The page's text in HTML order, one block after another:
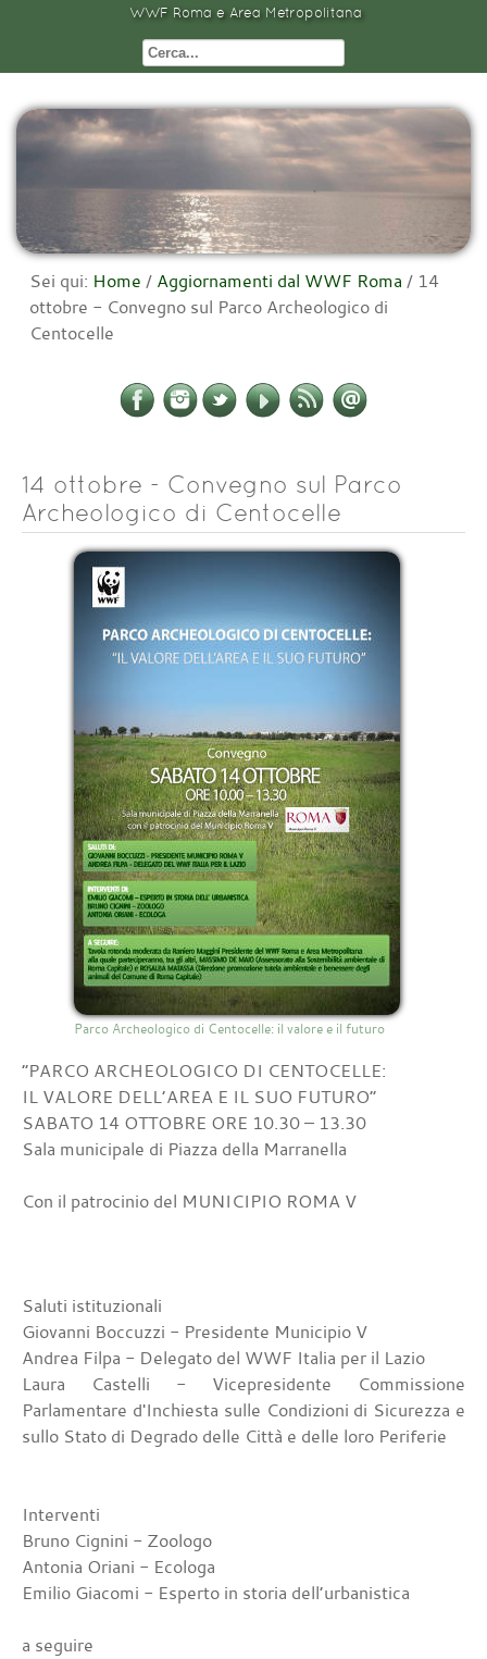
WWF Roma e Area Metropolitana
Sei qui: Home / Aggiornamenti dal WWF Roma / 14
ottobre - Convegno sul Parco Archeologico di
Centocelle
14 ottobre - Convegno sul Parco
Archeologico di Centocelle
Parco Archeologico di Centocelle: il valore e il futuro
“PARCO ARCHEOLOGICO DI CENTOCELLE:
IL VALORE DELL’AREA E IL SUO FUTURO“
SABATO 14 OTTOBRE ORE 10.30 – 13.30
Sala municipale di Piazza della Marranella
Con il patrocinio del MUNICIPIO ROMA V
Saluti istituzionali
Giovanni Boccuzzi - Presidente Municipio V
Andrea Filpa - Delegato del WWF Italia per il Lazio
Laura Castelli - Vicepresidente Commissione
Parlamentare d'Inchiesta sulle Condizioni di Sicurezza e
sullo Stato di Degrado delle Città e delle loro Periferie
Interventi
Bruno Cignini - Zoologo
Antonia Oriani - Ecologa
Emilio Giacomi - Esperto in storia dell’urbanistica
a seguire